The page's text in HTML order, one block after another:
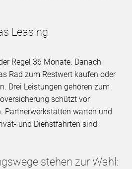
Leasing
Regel 36 Monate. Danach
Rad zum Restwert kaufen oder
Drei Leistungen gehören zum
schützt vor
Partnerwerkstätten warten und
und Dienstfahrten sind
stehen zur Wahl: